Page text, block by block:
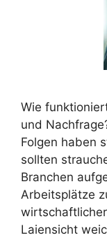
Wie
und
Folgen haben
sollten
Branchen
Arbeitsplätze
Laiensicht